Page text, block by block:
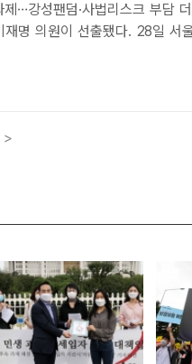
덤·사법리스크 부담 더불어민주당 2년을
재명 의원이 선출됐다. 28일 서
차 정기전국대의원대회에서 당
>